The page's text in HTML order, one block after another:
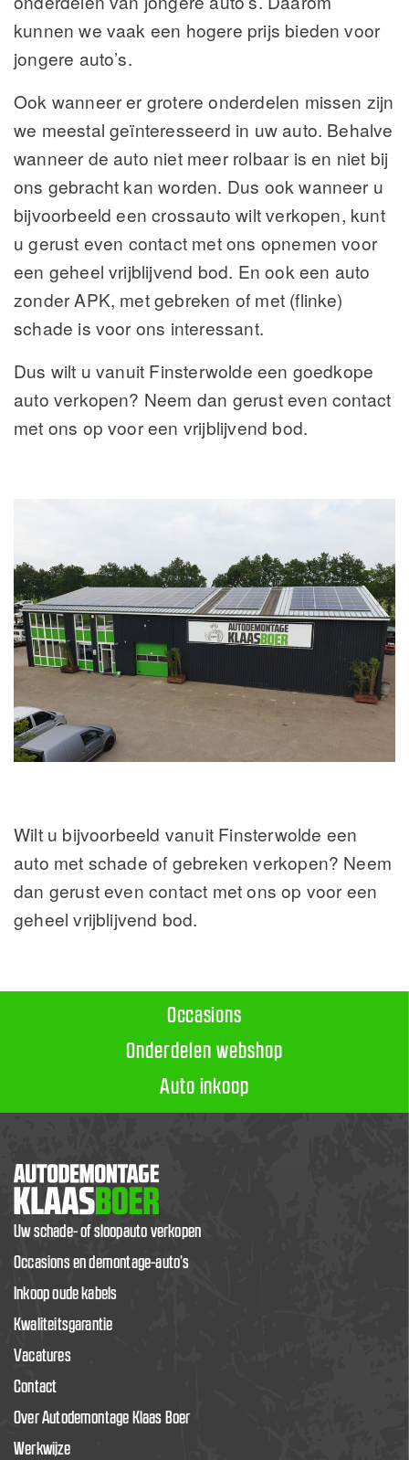
kunnen we vaak een hogere prijs bieden voor
jongere auto’s.
Ook wanneer er grotere onderdelen missen zijn
we meestal geïnteresseerd in uw auto. Behalve
wanneer de auto niet meer rolbaar is en niet bij
ons gebracht kan worden. Dus ook wanneer u
bijvoorbeeld een crossauto wilt verkopen, kunt
u gerust even contact met ons opnemen voor
een geheel vrijblijvend bod. En ook een auto
zonder APK, met gebreken of met (flinke)
schade is voor ons interessant.
Dus wilt u vanuit Finsterwolde een goedkope
auto verkopen? Neem dan gerust even contact
met ons op voor een vrijblijvend bod.
Wilt u bijvoorbeeld vanuit Finsterwolde een
auto met schade of gebreken verkopen? Neem
dan gerust even contact met ons op voor een
geheel vrijblijvend bod.
Occasions
Onderdelen webshop
Auto inkoop
Uw schade- of sloopauto verkopen
Occasions en demontage-auto’s
Inkoop oude kabels
Kwaliteitsgarantie
Vacatures
Contact
Over Autodemontage Klaas Boer
Werkwijze